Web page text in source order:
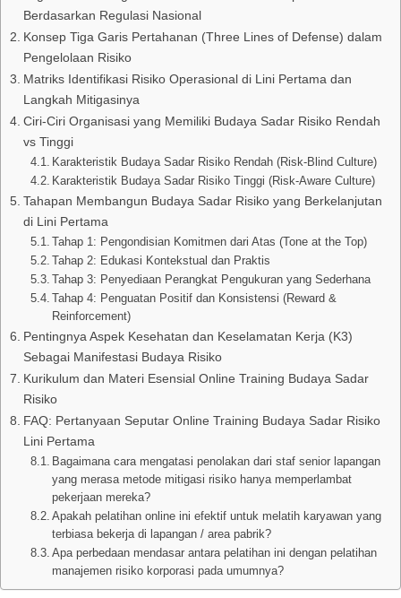
Berdasarkan Regulasi Nasional
Konsep Tiga Garis Pertahanan (Three Lines of Defense) dalam
Pengelolaan Risiko
Matriks Identifikasi Risiko Operasional di Lini Pertama dan
Langkah Mitigasinya
Ciri-Ciri Organisasi yang Memiliki Budaya Sadar Risiko Rendah
vs Tinggi
Karakteristik Budaya Sadar Risiko Rendah (Risk-Blind Culture)
Karakteristik Budaya Sadar Risiko Tinggi (Risk-Aware Culture)
Tahapan Membangun Budaya Sadar Risiko yang Berkelanjutan
di Lini Pertama
Tahap 1: Pengondisian Komitmen dari Atas (Tone at the Top)
Tahap 2: Edukasi Kontekstual dan Praktis
Tahap 3: Penyediaan Perangkat Pengukuran yang Sederhana
Tahap 4: Penguatan Positif dan Konsistensi (Reward &
Reinforcement)
Pentingnya Aspek Kesehatan dan Keselamatan Kerja (K3)
Sebagai Manifestasi Budaya Risiko
Kurikulum dan Materi Esensial Online Training Budaya Sadar
Risiko
FAQ: Pertanyaan Seputar Online Training Budaya Sadar Risiko
Lini Pertama
Bagaimana cara mengatasi penolakan dari staf senior lapangan
yang merasa metode mitigasi risiko hanya memperlambat
pekerjaan mereka?
Apakah pelatihan online ini efektif untuk melatih karyawan yang
terbiasa bekerja di lapangan / area pabrik?
Apa perbedaan mendasar antara pelatihan ini dengan pelatihan
manajemen risiko korporasi pada umumnya?